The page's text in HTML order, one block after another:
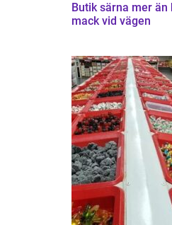
Butik särna mer än bara en
mack vid vägen